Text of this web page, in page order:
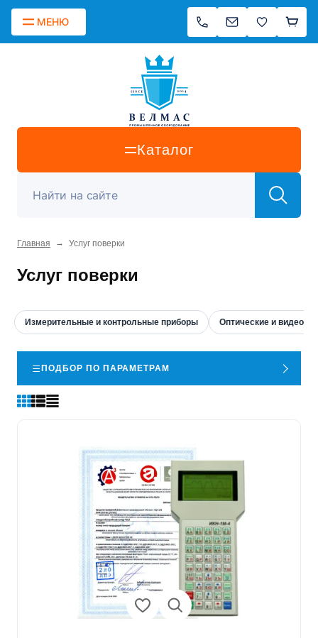
МЕНЮ
Каталог
Главная → Услуг поверки
Услуг поверки
Измерительные и контрольные приборы Оптические и
ПОДБОР ПО ПАРАМЕТРАМ